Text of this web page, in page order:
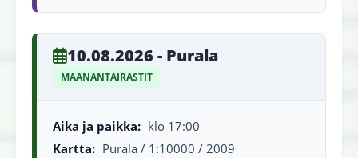
10.08.2026 - Purala
MAANANTAIRASTIT
Aika ja paikka: klo 17:00
Kartta: Purala / 1:10000 / 2009